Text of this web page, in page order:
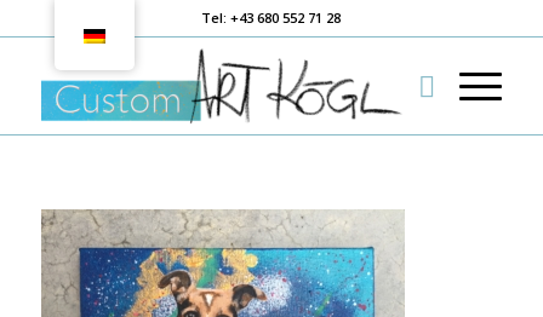
Tel: +43 680 552 71 28